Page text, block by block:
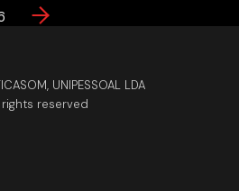
UNIPESSOAL LDA
rights reserved